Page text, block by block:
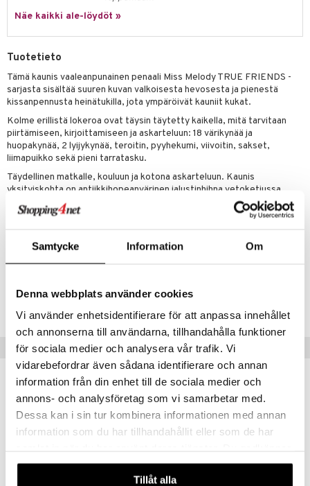
Samtycke Information Om
Denna webbplats använder cookies
Vi använder enhetsidentifierare för att anpassa innehållet
och annonserna till användarna, tillhandahålla funktioner
för sociala medier och analysera vår trafik. Vi
vidarebefordrar även sådana identifierare och annan
information från din enhet till de sociala medier och
annons- och analysföretag som vi samarbetar med.
Dessa kan i sin tur kombinera informationen med annan
information som du har tillhandahållit eller som de har
våra cookies vid fortsatt användande av vår webbplats.
Tillåt alla
Näe kaikki ale-löydöt »
Tuotetieto
Tämä kaunis vaaleanpunainen penaali Miss Melody TRUE FRIENDS -
sarjasta sisältää suuren kuvan valkoisesta hevosesta ja pienestä
kissanpennusta heinätukilla, jota ympäröivät kauniit kukat.
Kolme erillistä lokeroa ovat täysin täytetty kaikella, mitä tarvitaan
piirtämiseen, kirjoittamiseen ja askarteluun: 18 värikynää ja
huopakynää, 2 lyijykynää, teroitin, pyyhekumi, viivoitin, sakset,
liimapuikko sekä pieni tarratasku.
Täydellinen matkalle, kouluun ja kotona askarteluun. Kaunis
yksityiskohta on antiikkihopeanvärinen jalustinhihna vetoketjussa.
Mitat: 7,5 x 13 x 20 cm.
5 vuotta+
Tuotenumero
Vinkkejä sinulle
Potter
Kitty
Patrol
Pitkätossu
Possu
Mario
& Pesonen